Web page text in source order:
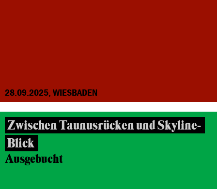
28.09.2025, WIESBADEN
Zwischen Taunusrücken und Skyline-
Blick
Ausgebucht